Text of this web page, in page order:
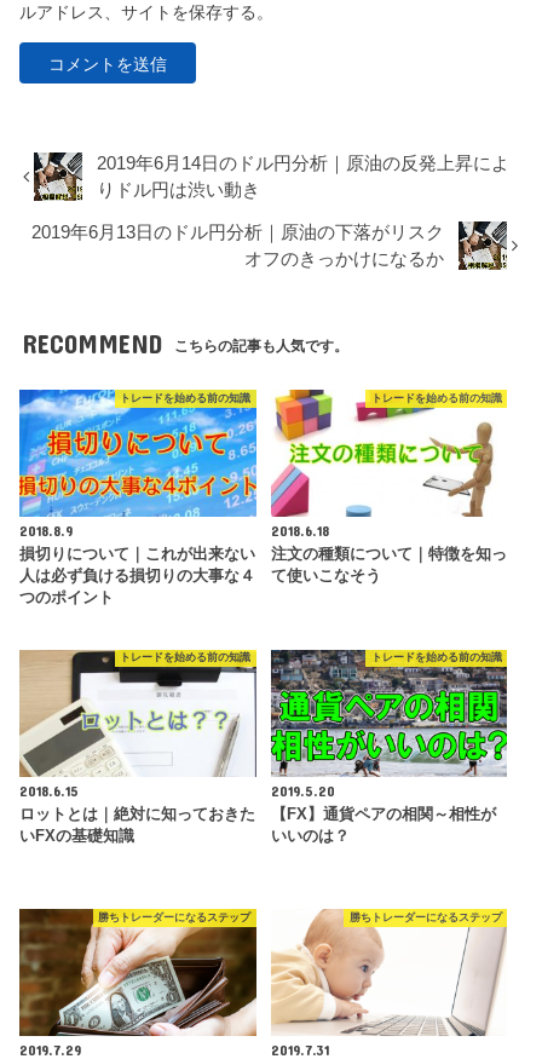
ルアドレス、サイトを保存する。
2019年6月14日のドル円分析｜原油の反発上昇によ
りドル円は渋い動き
2019年6月13日のドル円分析｜原油の下落がリスク
オフのきっかけになるか
RECOMMEND こちらの記事も人気です。
トレードを始める前の知識
2018.8.9
損切りについて｜これが出来ない
人は必ず負ける損切りの大事な４
つのポイント
トレードを始める前の知識
2018.6.18
注文の種類について｜特徴を知っ
て使いこなそう
トレードを始める前の知識
2018.6.15
ロットとは｜絶対に知っておきた
いFXの基礎知識
トレードを始める前の知識
2019.5.20
【FX】通貨ペアの相関～相性が
いいのは？
勝ちトレーダーになるステップ
2019.7.29
勝ちトレーダーになるステップ
2019.7.31